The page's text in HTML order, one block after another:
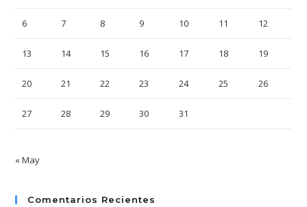
6 7 8 9 10 11 12
13 14 15 16 17 18 19
20 21 22 23 24 25 26
27 28 29 30 31
« May
Comentarios Recientes